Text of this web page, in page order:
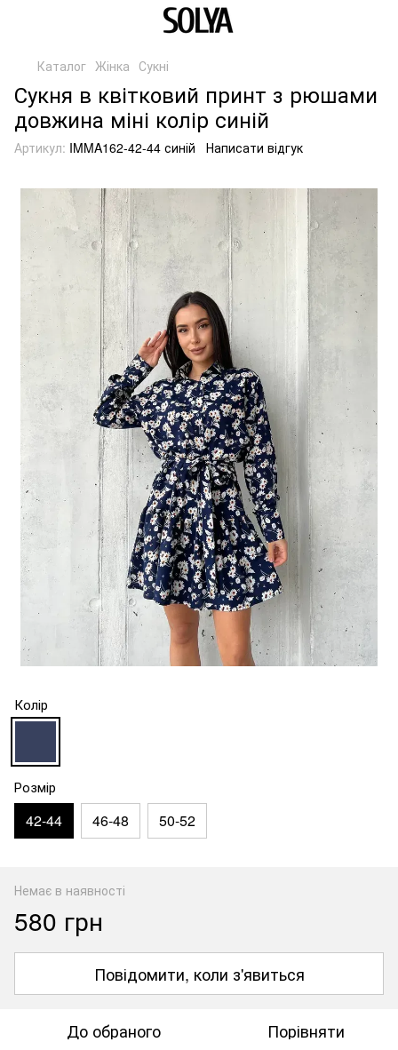
Каталог Жінка Сукні
Сукня в квітковий принт з рюшами
довжина міні колір синій
Артикул: IMMA162-42-44 синій Написати відгук
Колір
Розмір
42-44 46-48 50-52
Немає в наявності
580 грн
Повідомити, коли з'явиться
До обраного Порівняти